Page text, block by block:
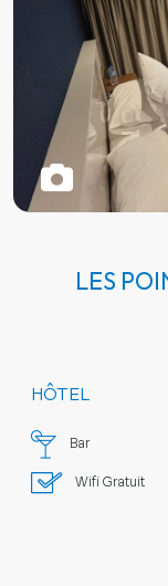
LES
HÔTEL
Bar
Wifi Gratuit